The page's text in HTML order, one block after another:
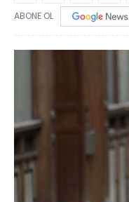
ABONE OL